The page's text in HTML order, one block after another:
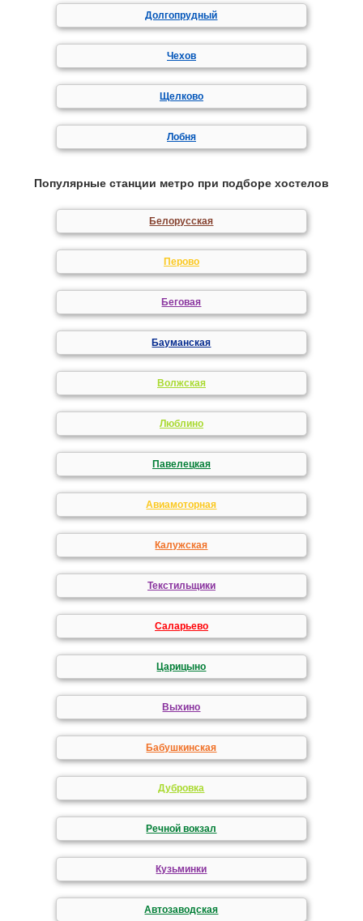
Долгопрудный
Чехов
Щелково
Лобня
Популярные станции метро при подборе хостелов
Белорусская
Перово
Беговая
Бауманская
Волжская
Люблино
Павелецкая
Авиамоторная
Калужская
Текстильщики
Саларьево
Царицыно
Выхино
Бабушкинская
Дубровка
Речной вокзал
Кузьминки
Автозаводская